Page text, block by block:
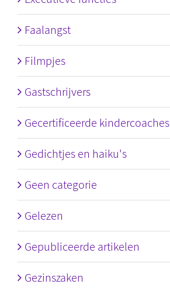
Faalangst
Filmpjes
Gastschrijvers
Gecertificeerde kindercoaches
Gedichtjes en haiku's
Geen categorie
Gelezen
Gepubliceerde artikelen
Gezinszaken